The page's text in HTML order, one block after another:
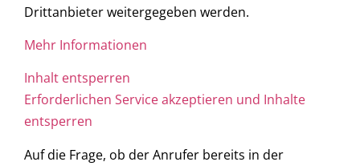
Drittanbieter weitergegeben werden.
Mehr Informationen
Inhalt entsperren
Erforderlichen Service akzeptieren und Inhalte
entsperren
Auf die Frage, ob der Anrufer bereits in der